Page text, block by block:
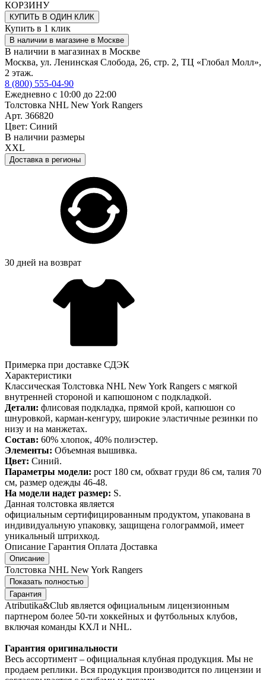
КОРЗИНУ
КУПИТЬ В ОДИН КЛИК
Купить в 1 клик
В наличии в магазине в Москве
В наличии в магазинах в Москве
Москва, ул. Ленинская Слобода, 26, стр. 2, ТЦ «Глобал Молл»,
2 этаж.
8 (800) 555-04-90
Ежедневно с 10:00 до 22:00
Толстовка NHL New York Rangers
Арт. 366820
Цвет: Синий
В наличии размеры
XXL
Доставка в регионы
30 дней на возврат
Примерка при доставке СДЭК
Характеристики
Классическая Толстовка NHL New York Rangers с мягкой
внутренней стороной и капюшоном с подкладкой.
Детали: флисовая подкладка, прямой крой, капюшон со
шнуровкой, карман-кенгуру, широкие эластичные резинки по
низу и на манжетах.
Состав: 60% хлопок, 40% полиэстер.
Элементы: Объемная вышивка.
Цвет: Синий.
Параметры модели: рост 180 см, обхват груди 86 см, талия 70
см, размер одежды 46-48.
На модели надет размер: S.
Данная толстовка является
официальным сертифицированным продуктом, упакована в
индивидуальную упаковку, защищена голограммой, имеет
уникальный штрихкод.
Описание Гарантия Оплата Доставка
Описание
Толстовка NHL New York Rangers
Показать полностью
Гарантия
Atributika&Club является официальным лицензионным
партнером более 50-ти хоккейных и футбольных клубов,
включая команды КХЛ и NHL.
Гарантия оригинальности
Весь ассортимент – официальная клубная продукция. Мы не
продаем реплики. Вся продукция производится по лицензии и